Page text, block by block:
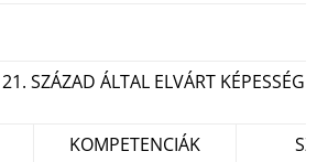
21. SZÁZAD ÁLTAL ELVÁRT
KOMPETENCIÁK